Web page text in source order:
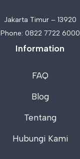
Jakarta Timur – 13920
Phone: 0822 7722 6000
Information
FAQ
Blog
Tentang
Hubungi Kami